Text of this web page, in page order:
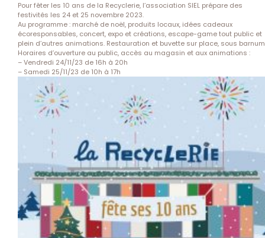
Pour fêter les 10 ans de la Recyclerie, l’association SIEL prépare des
festivités les 24 et 25 novembre 2023.
Au programme : marché de noël, produits locaux, idées cadeaux
écoresponsables, concert, expo et créations, escape-game tout public et
plein d’autres animations. Restauration et buvette sur place, sous
Horaires d’ouverture au public, accès au magasin et aux animations :
– Vendredi 24/11/23 de 16h à 20h
– Samedi 25/11/23 de 10h à 17h